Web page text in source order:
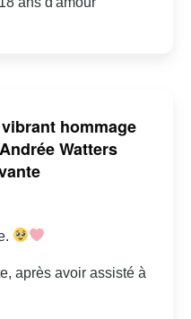
hommage
Watters
après avoir assisté à